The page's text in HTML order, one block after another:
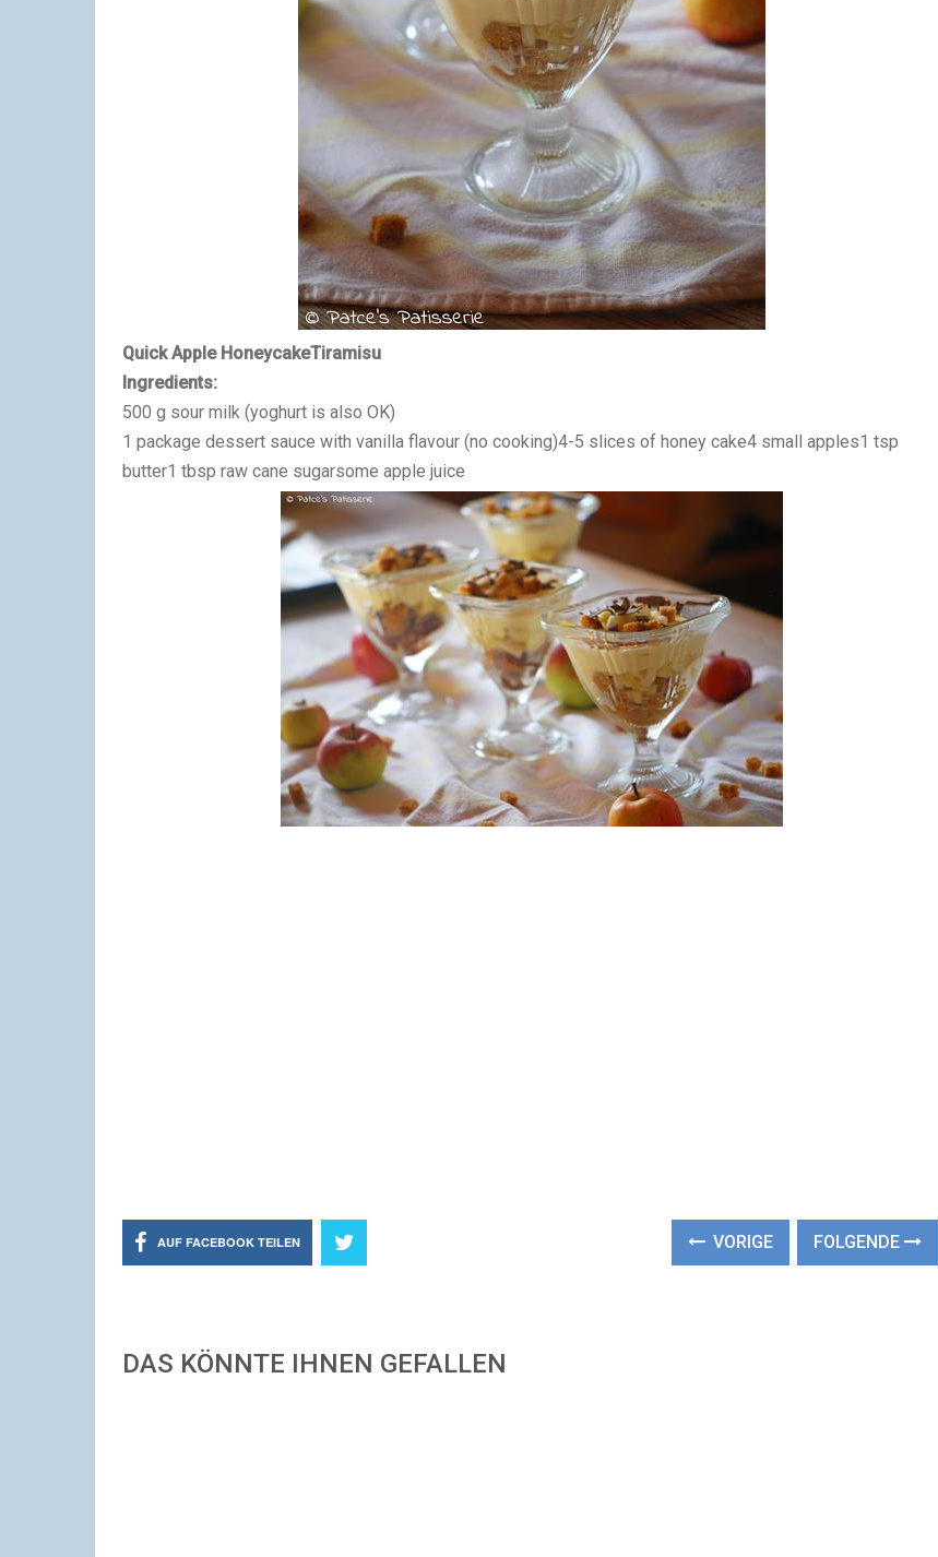
QuickApple HoneycakeTiramisu
Ingredients:
500 g sour milk (yoghurt is also OK)
1 package dessert sauce with vanilla flavour (no cooking)4-5 s lices of honey cake4 small apples1 tsp
butter1 tbsp raw cane sugarsome apple juice
AUF FACEBOOK TEILEN VORIGE FOLGENDE
DAS KÖNNTE IHNEN GEFALLEN